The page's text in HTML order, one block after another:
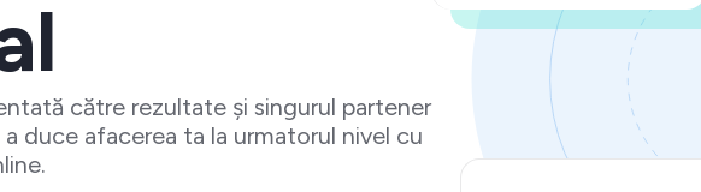
către rezultate și singurul partener
duce afacerea ta la urmatorul nivel cu